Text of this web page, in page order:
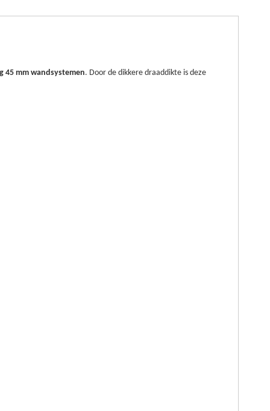
45 mm wandsystemen. Door de dikkere draaddikte is deze